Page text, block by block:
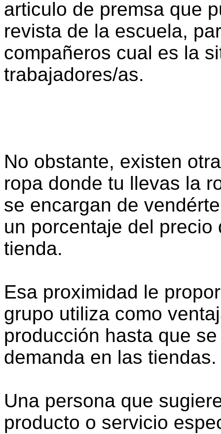
articulo de premsa que
revista de la escuela,
compañeros cual es la
trabajadores/as.
No obstante, existen
ropa donde tu llevas la
se encargan de
un porcentaje del
tienda.
Esa proximidad le
grupo utiliza como
producción hasta que
demanda en las tiendas.
Una persona que
producto o servicio